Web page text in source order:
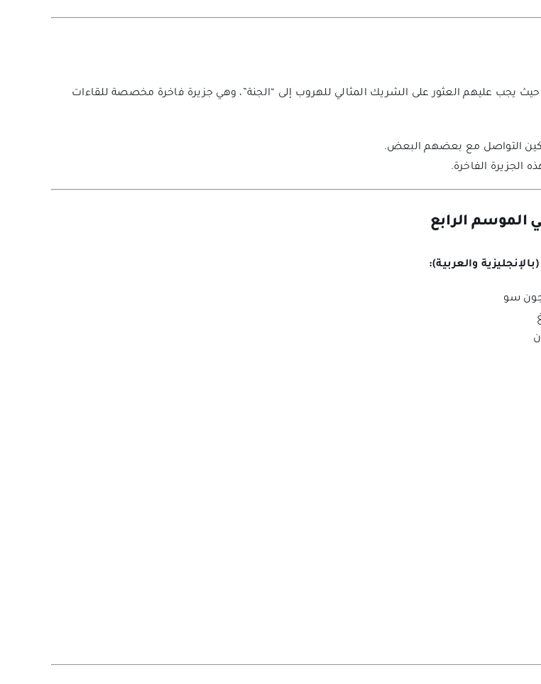
حيث يجب عليهم العثور على الشريك المثالي للهروب إلى “الجنة”، وهي جزيرة فاخرة مخصصة للقاءات
التواصل مع بعضهم البعض.
الجزيرة الفاخرة.
الرابع
والعربية):
سو